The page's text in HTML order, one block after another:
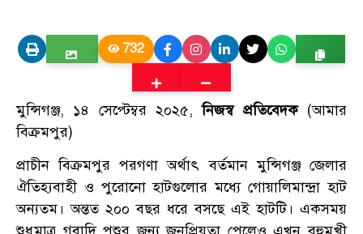
732
মুন্সিগঞ্জ, ১৪ সেপ্টেম্বর ২০২৫,নিজস্ব প্রতিবেদক(আমার
বিক্রমপুর)
প্রাচীন বিক্রমপুর পরগণা অর্থাৎ বর্তমান মুন্সিগঞ্জ জেলার
ঐতিহ্যবাহী ও পুরোনো হাটগুলোর মধ্যে গোয়ালিমান্দ্রা হাট
অন্যতম। অন্তত ২০০ বছর ধরে বসছে এই হাটটি। একসময়